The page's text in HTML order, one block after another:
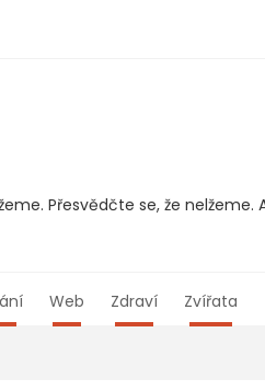
Přesvědčte se, že nelžeme.
Web Zdraví Zvířata